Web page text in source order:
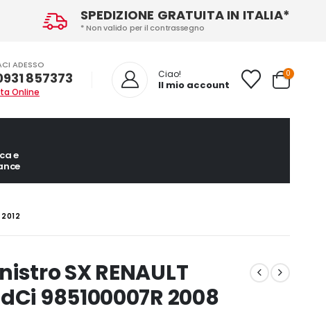
SPEDIZIONE GRATUITA IN ITALIA*
* Non valido per il contrassegno
ADESSO
857373
Online
Ciao!
Il mio account
0
e
2012
SX RENAULT
985100007R 2008